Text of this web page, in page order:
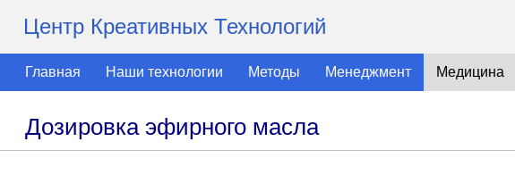
Центр Креативных Технологий
Главная Наши технологии Методы Менеджмент Медицина
Дозировка эфирного масла